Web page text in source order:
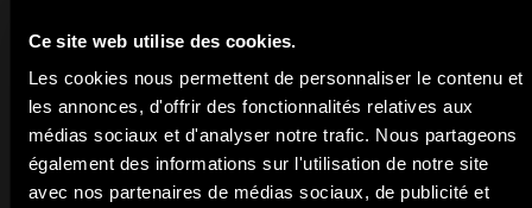
Ce site web utilise des cookies.
Les cookies nous permettent de personnaliser le contenu et
les annonces, d'offrir des fonctionnalités relatives aux
médias sociaux et d'analyser notre trafic. Nous partageons
également des informations sur l'utilisation de notre site
avec nos partenaires de médias sociaux, de publicité et